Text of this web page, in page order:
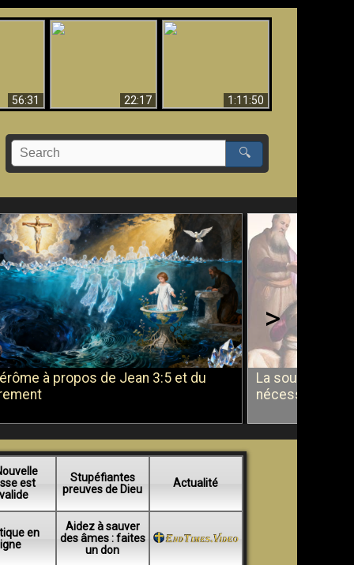
56:31 22:17
1:11:50
🔍
à propos de Jean 3:5 et du
La soumission
nécessité du
>
est
Stupéfiantes
preuves de Dieu
Actualité
en
ligne
Aidez à sauver
des âmes : faites
un don